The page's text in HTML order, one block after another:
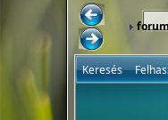
Keresés